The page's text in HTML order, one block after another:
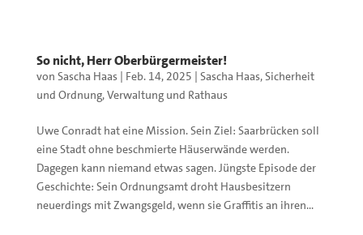
So nicht, Herr Oberbürgermeister!
von Sascha Haas| Feb. 14, 2025 Sascha Haas,Sicherheit
und Ordnung,Verwaltung und Rathaus
Uwe Conradt hat eine Mission. Sein Ziel: Saarbrücken soll
eine Stadt ohne beschmierte Häuserwände werden.
Dagegen kann niemand etwas sagen. Jüngste Episode der
Geschichte: Sein Ordnungsamt droht Hausbesitzern
neuerdings mit Zwangsgeld, wenn sie Graffitis an ihren...